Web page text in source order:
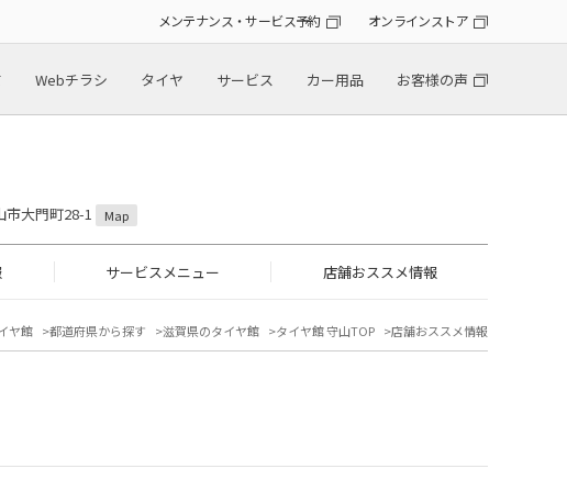
メンテナンス・サービス予約 オンラインストア
Webチラシ タイヤ サービス カー用品 お客様の声
大門町28-1 Map
サービスメニュー 店舗おススメ情報
ヤ館 都道府県から探す 滋賀県のタイヤ館 タイヤ館 守山TOP 店舗おススメ情報